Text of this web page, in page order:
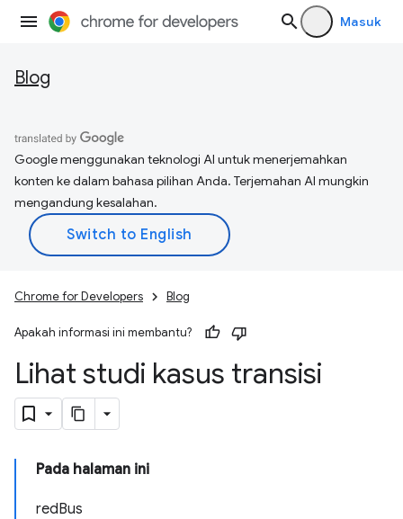
Masuk
Blog
Google menggunakan teknologi AI untuk menerjemahkan
konten ke dalam bahasa pilihan Anda. Terjemahan AI mungkin
mengandung kesalahan.
Chrome for Developers Blog
Apakah informasi ini membantu?
Lihat studi kasus transisi
Pada halaman ini
redBus